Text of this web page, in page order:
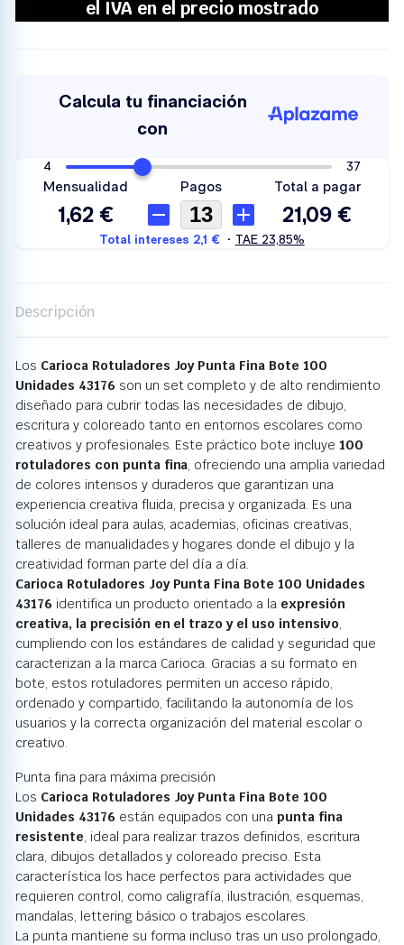
Descripción
Los Carioca Rotuladores Joy Punta Fina Bote 100
Unidades 43176 son un set completo y de alto rendimiento
diseñado para cubrir todas las necesidades de dibujo,
escritura y coloreado tanto en entornos escolares como
creativos y profesionales. Este práctico bote incluye 100
rotuladores con punta fina, ofreciendo una amplia variedad
de colores intensos y duraderos que garantizan una
experiencia creativa fluida, precisa y organizada. Es una
solución ideal para aulas, academias, oficinas creativas,
talleres de manualidades y hogares donde el dibujo y la
creatividad forman parte del día a día.
Carioca Rotuladores Joy Punta Fina Bote 100 Unidades
43176 identifica un producto orientado a la expresión
creativa, la precisión en el trazo y el uso intensivo,
cumpliendo con los estándares de calidad y seguridad que
caracterizan a la marca Carioca. Gracias a su formato en
bote, estos rotuladores permiten un acceso rápido,
ordenado y compartido, facilitando la autonomía de los
usuarios y la correcta organización del material escolar o
creativo.
Punta fina para máxima precisión
Los Carioca Rotuladores Joy Punta Fina Bote 100
Unidades 43176 están equipados con unapunta fina
resistente, ideal para realizar trazos definidos, escritura
clara, dibujos detallados y coloreado preciso. Esta
característica los hace perfectos para actividades que
requieren control, como caligrafía, ilustración, esquemas,
mandalas, lettering básico o trabajos escolares.
La punta mantiene su forma incluso tras un uso prolongado,